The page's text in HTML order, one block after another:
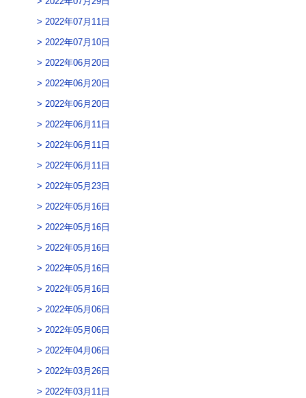
2022年07月11日
2022年07月10日
2022年06月20日
2022年06月20日
2022年06月20日
2022年06月11日
2022年06月11日
2022年06月11日
2022年05月23日
2022年05月16日
2022年05月16日
2022年05月16日
2022年05月16日
2022年05月16日
2022年05月06日
2022年05月06日
2022年04月06日
2022年03月26日
2022年03月11日